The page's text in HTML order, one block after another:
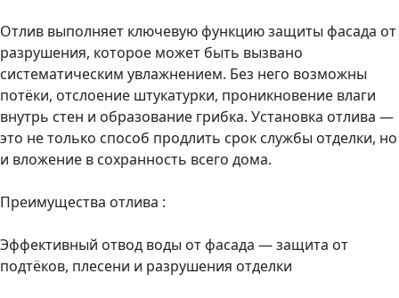
Отлив выполняет ключевую функцию защиты фасада от
разрушения, которое может быть вызвано
систематическим увлажнением. Без него возможны
потёки, отслоение штукатурки, проникновение влаги
внутрь стен и образование грибка. Установка отлива —
это не только способ продлить срок службы отделки, но
и вложение в сохранность всего дома.
Преимущества отлива :
Эффективный отвод воды от фасада — защита от
подтёков, плесени и разрушения отделки